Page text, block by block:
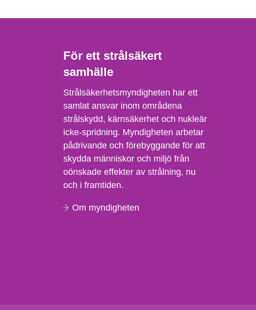
För ett strålsäkert
samhälle
Strålsäkerhetsmyndigheten har ett
samlat ansvar inom områdena
strålskydd, kärnsäkerhet och nukleär
icke-spridning. Myndigheten arbetar
pådrivande och förebyggande för att
skydda människor och miljö från
oönskade effekter av strålning, nu
och i framtiden.
Om myndigheten